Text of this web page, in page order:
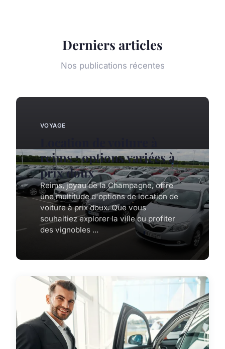
Derniers articles
Nos publications récentes
VOYAGE
reims : options variées à
prix doux
Reims, joyau de la Champagne, offre
une multitude d'options de location de
voiture à prix doux. Que vous
souhaitiez explorer la ville ou profiter
des vignobles ...